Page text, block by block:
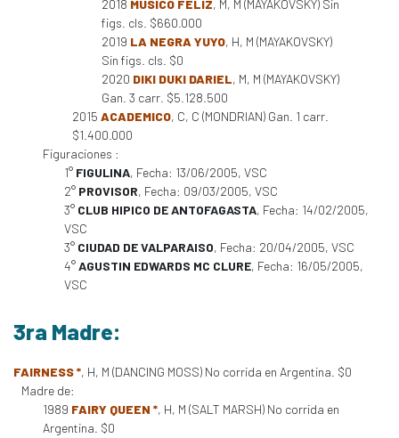
2018 MUSICO FELIZ, M, M (MAYAKOVSKY) Sin
figs. cls. $660.000
2019 LA NEGRA YUYO, H, M (MAYAKOVSKY)
Sin figs. cls. $0
2020 DIKI DUKI DARIEL, M, M (MAYAKOVSKY)
Gan. 3 carr. $5.128.500
2015 ACADEMICO, C, C (MONDRIAN) Gan. 1 carr.
$1.400.000
Figuraciones :
1° FIGULINA, Fecha: 13/06/2005, VSC
2° PROVISOR, Fecha: 09/03/2005, VSC
3° CLUB HIPICO DE ANTOFAGASTA, Fecha: 14/02/2005,
VSC
3° CIUDAD DE VALPARAISO, Fecha: 20/04/2005, VSC
4°AGUSTIN EDWARDS MC CLURE, Fecha: 16/05/2005,
VSC
3ra Madre:
FAIRNESS *, H, M (DANCING MOSS) No corrida en Argentina. $0
Madre de:
1989 FAIRY QUEEN *, H, M (SALT MARSH) No corrida en
Argentina. $0